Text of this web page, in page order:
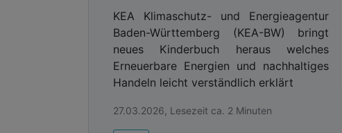
KEA Klimaschutz- und Energieagentur
Baden-Württemberg (KEA-BW) bringt
neues Kinderbuch heraus welches
Erneuerbare Energien und nachhaltiges
Handeln leicht verständlich erklärt
27.03.2026, Lesezeit ca. 2 Minuten